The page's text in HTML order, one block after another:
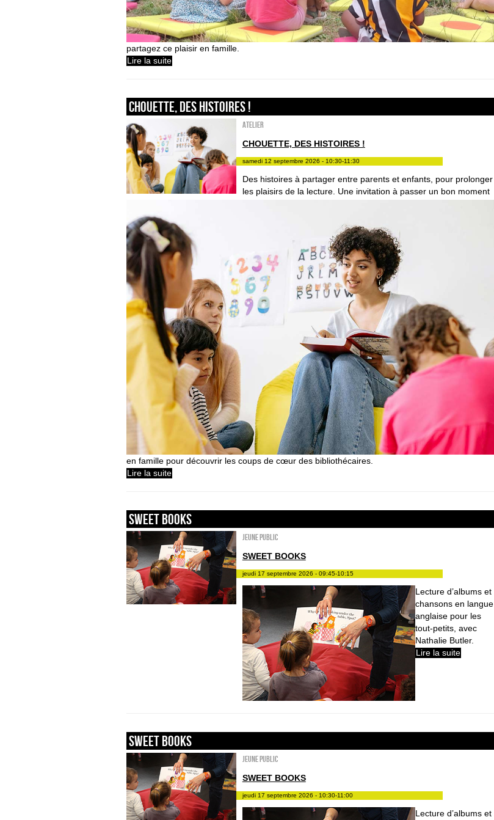
partagez ce plaisir en famille.
Lire la suite
Chouette, des histoires !
Atelier
CHOUETTE, DES HISTOIRES !
samedi 12 septembre 2026 - 10:30-11:30
Des histoires à partager entre parents et enfants, pour prolonger
les plaisirs de la lecture. Une invitation à passer un bon moment
en famille pour découvrir les coups de cœur des bibliothécaires.
Lire la suite
sweet books
Jeune public
SWEET BOOKS
jeudi 17 septembre 2026 - 09:45-10:15
Lecture d’albums et
chansons en langue
anglaise pour les
tout-petits, avec
Nathalie Butler.
Lire la suite
sweet books
Jeune public
SWEET BOOKS
jeudi 17 septembre 2026 - 10:30-11:00
Lecture d’albums et